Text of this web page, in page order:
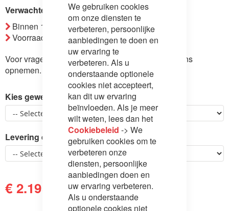
We gebruiken cookies
om onze diensten te
verbeteren, persoonlijke
aanbiedingen te doen en
uw ervaring te
verbeteren. Als u
onderstaande optionele
cookies niet accepteert,
kan dit uw ervaring
beïnvloeden. Als je meer
wilt weten, lees dan het
Cookiebeleid -> We
gebruiken cookies om te
verbeteren onze
diensten, persoonlijke
aanbiedingen doen en
uw ervaring verbeteren.
Als u onderstaande
optionele cookies niet
Verwachte verzending
Binnen 1-14 werkdagen.
Voorraad: 1
Voor vragen over dit product kunt u
met ons
opnemen.
Kies gewenste uitvoering
Levering en montage
€ 2.195,00 € 2.848,00